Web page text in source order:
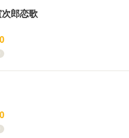
郎恋歌